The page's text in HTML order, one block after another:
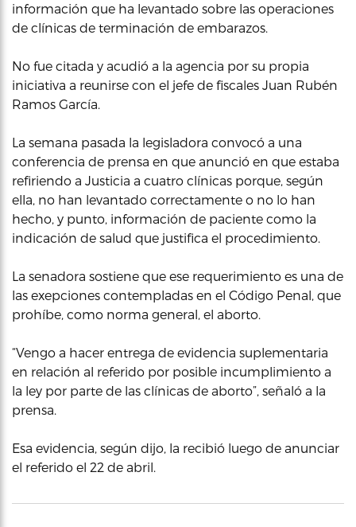
información que ha levantado sobre las operaciones
de clínicas de terminación de embarazos.
No fue citada y acudió a la agencia por su propia
iniciativa a reunirse con el jefe de fiscales Juan Rubén
Ramos García.
La semana pasada la legisladora convocó a una
conferencia de prensa en que anunció en que estaba
refiriendo a Justicia a cuatro clínicas porque, según
ella, no han levantado correctamente o no lo han
hecho, y punto, información de paciente como la
indicación de salud que justifica el procedimiento.
La senadora sostiene que ese requerimiento es una de
las exepciones contempladas en el Código Penal, que
prohíbe, como norma general, el aborto.
“Vengo a hacer entrega de evidencia suplementaria
en relación al referido por posible incumplimiento a
la ley por parte de las clínicas de aborto”, señaló a la
prensa.
Esa evidencia, según dijo, la recibió luego de anunciar
el referido el 22 de abril.